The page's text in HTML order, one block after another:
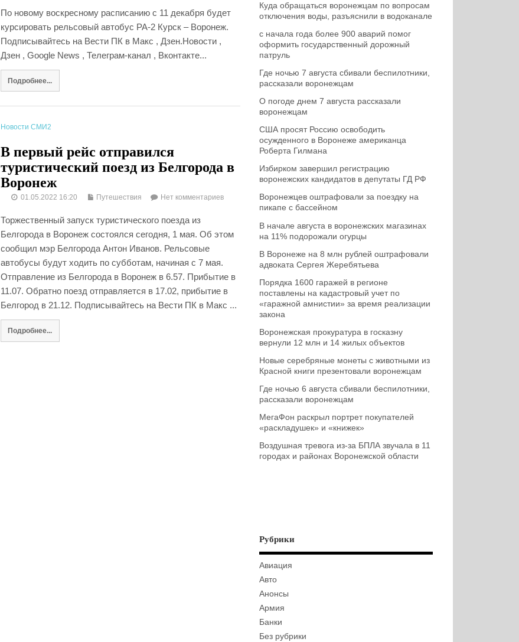
По новому воскресному расписанию с 11 декабря будет
курсировать рельсовый автобус РА-2 Курск – Воронеж.
Подписывайтесь на Вести ПК в Макс , Дзен.Новости ,
Дзен , Google News , Телеграм-канал , Вконтакте...
Подробнее...
Новости СМИ2
В первый рейс отправился
туристический поезд из Белгорода в
Воронеж
01.05.2022 16:20 Путешествия Нет комментариев
Торжественный запуск туристического поезда из
Белгорода в Воронеж состоялся сегодня, 1 мая. Об этом
сообщил мэр Белгорода Антон Иванов. Рельсовые
автобусы будут ходить по субботам, начиная с 7 мая.
Отправление из Белгорода в Воронеж в 6.57. Прибытие в
11.07. Обратно поезд отправляется в 17.02, прибытие в
Белгород в 21.12. Подписывайтесь на Вести ПК в Макс ...
Подробнее...
Куда обращаться воронежцам по вопросам
отключения воды, разъяснили в водоканале
с начала года более 900 аварий помог
оформить государственный дорожный
патруль
Где ночью 7 августа сбивали беспилотники,
рассказали воронежцам
О погоде днем 7 августа рассказали
воронежцам
США просят Россию освободить
осужденного в Воронеже американца
Роберта Гилмана
Избирком завершил регистрацию
воронежских кандидатов в депутаты ГД РФ
Воронежцев оштрафовали за поездку на
пикапе с бассейном
В начале августа в воронежских магазинах
на 11% подорожали огурцы
В Воронеже на 8 млн рублей оштрафовали
адвоката Сергея Жеребятьева
Порядка 1600 гаражей в регионе
поставлены на кадастровый учет по
«гаражной амнистии» за время реализации
закона
Воронежская прокуратура в госказну
вернули 12 млн и 14 жилых объектов
Новые серебряные монеты с животными из
Красной книги презентовали воронежцам
Где ночью 6 августа сбивали беспилотники,
рассказали воронежцам
МегаФон раскрыл портрет покупателей
«раскладушек» и «книжек»
Воздушная тревога из-за БПЛА звучала в 11
городах и районах Воронежской области
Рубрики
Авиация
Авто
Анонсы
Армия
Банки
Без рубрики